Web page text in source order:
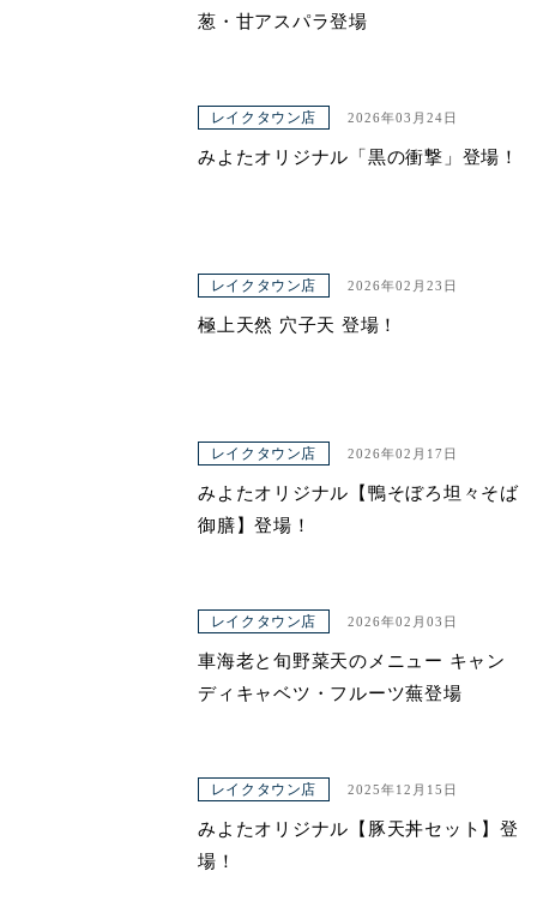
葱・甘アスパラ登場
レイクタウン店 2026年03月24日
みよたオリジナル「黒の衝撃」登場！
レイクタウン店 2026年02月23日
極上天然 穴子天 登場！
レイクタウン店 2026年02月17日
みよたオリジナル【鴨そぼろ坦々そば
御膳】登場！
レイクタウン店 2026年02月03日
車海老と旬野菜天のメニュー キャン
ディキャベツ・フルーツ蕪登場
レイクタウン店 2025年12月15日
みよたオリジナル【豚天丼セット】登
場！